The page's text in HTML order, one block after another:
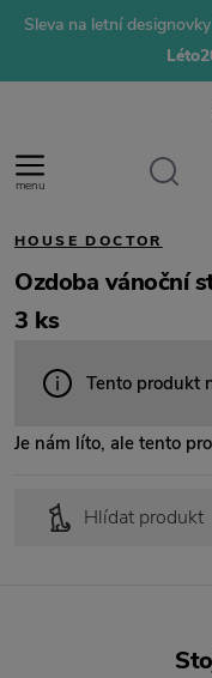
Sleva na letní
menu
HOUSE DOCTOR
Ozdoba vánoční
3 ks
Tento produkt
Je nám líto, ale tento
Hlídat produkt